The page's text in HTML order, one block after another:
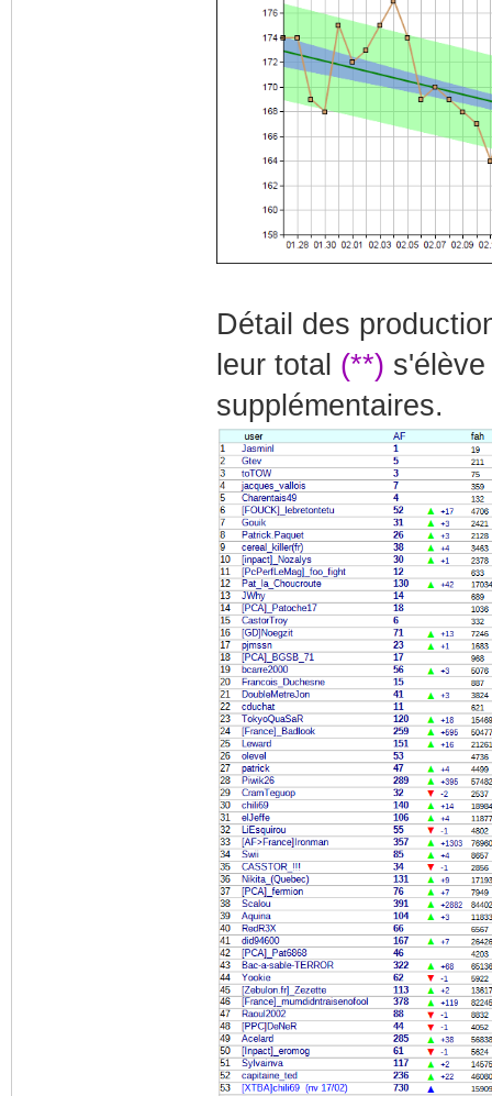
Détail des
leur total (**)
supplémentaires.